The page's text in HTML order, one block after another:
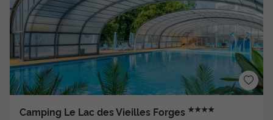
Camping Le Lac des Vieilles Forges ★★★★